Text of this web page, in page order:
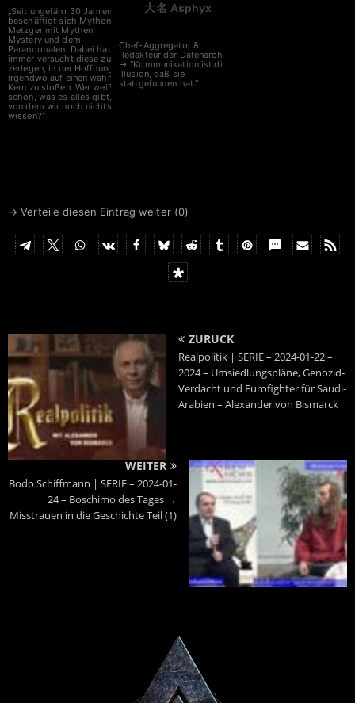
„Seit ungefähr 30 Jahren
beschäftigt sich Mythen
Metzger mit Mythen,
Mystery und dem
Paranormalen. Dabei hat er
immer versucht diese zu
zerlegen, in der Hoffnung
irgendwo auf einen wahren
Kern zu stoßen. Wer weiß
schon, was es alles gibt,
von dem wir noch nichts
wissen?“
大名 Asphyx
Chef-Aggregator &
Redakteur der Datenarche
→ "Kommunikation ist die
Illusion, daß sie
stattgefunden hat."
→ Verteile diesen Eintrag weiter (0)
ZURÜCK
Realpolitik | SERIE – 2024-01-22 –
2024 – Umsiedlungspläne, Genozid-
Verdacht und Eurofighter für Saudi-
Arabien – Alexander von Bismarck
WEITER
Bodo Schiffmann | SERIE – 2024-01-
24 – Boschimo des Tages →
Misstrauen in die Geschichte Teil (1)